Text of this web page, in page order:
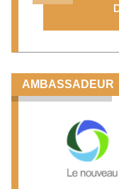
AMBASSADEUR